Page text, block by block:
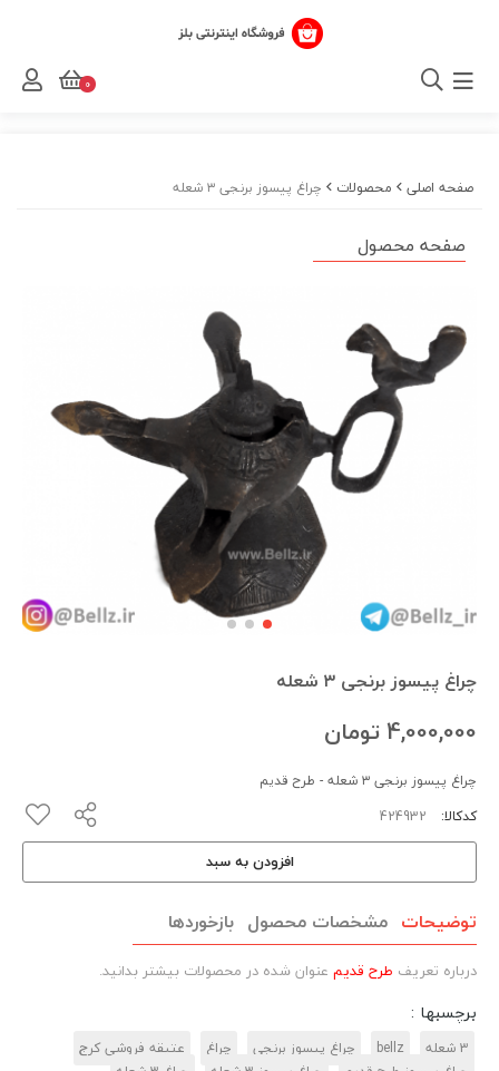
صفحه اصلی محصولات چراغ پیسوز برنجی ۳ شعله
صفحه محصول
چراغ پیسوز برنجی ۳ شعله
4,000,000تومان
چراغ پیسوز برنجی ۳ شعله - طرح قدیم
کدکالا:
افزودن به سبد
توضیحات مشخصات محصول بازخوردها
درباره تعریف طرح قدیم عنوان شده در محصولات بیشتر بدانید.
برچسبها :
3 شعله bellz چراغ پیسوز برنجی چراغ
عتیقه فروشی کرج
0